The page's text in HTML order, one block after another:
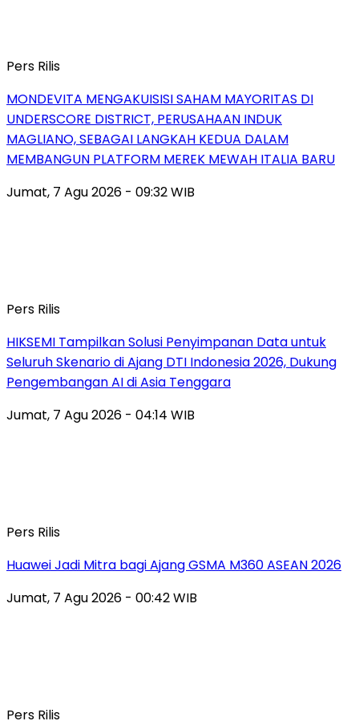
Pers Rilis
MONDEVITA MENGAKUISISI SAHAM MAYORITAS DI
UNDERSCORE DISTRICT, PERUSAHAAN INDUK
MAGLIANO, SEBAGAI LANGKAH KEDUA DALAM
MEMBANGUN PLATFORM MEREK MEWAH ITALIA BARU
Jumat, 7 Agu 2026 - 09:32 WIB
Pers Rilis
HIKSEMI Tampilkan Solusi Penyimpanan Data untuk
Seluruh Skenario di Ajang DTI Indonesia 2026, Dukung
Pengembangan AI di Asia Tenggara
Jumat, 7 Agu 2026 - 04:14 WIB
Pers Rilis
Huawei Jadi Mitra bagi Ajang GSMA M360 ASEAN 2026
Jumat, 7 Agu 2026 - 00:42 WIB
Pers Rilis